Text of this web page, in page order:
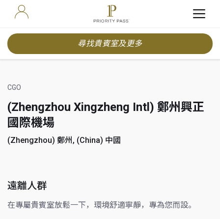
尋找貴賓室及更多
CGO
(Zhengzhou Xingzheng Intl) 鄭州興正
國際機場
(Zhengzhou) 鄭州, (China) 中國
遠離人群
在專屬貴賓室放鬆一下，環境舒適寧靜，專為您而設。